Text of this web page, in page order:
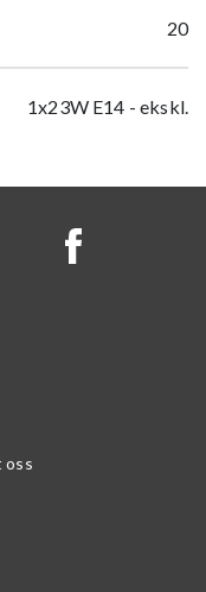
20
1x23W E14 - ekskl.
oss